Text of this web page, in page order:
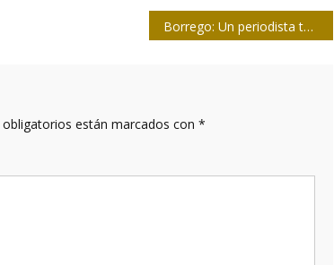
Borrego: Un periodista todoterreno
están marcados con *